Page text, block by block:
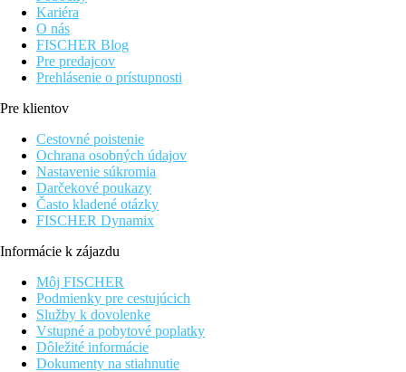
Kariéra
O nás
FISCHER Blog
Pre predajcov
Prehlásenie o prístupnosti
Pre klientov
Cestovné poistenie
Ochrana osobných údajov
Nastavenie súkromia
Darčekové poukazy
Často kladené otázky
FISCHER Dynamix
Informácie k zájazdu
Môj FISCHER
Podmienky pre cestujúcich
Služby k dovolenke
Vstupné a pobytové poplatky
Dôležité informácie
Dokumenty na stiahnutie